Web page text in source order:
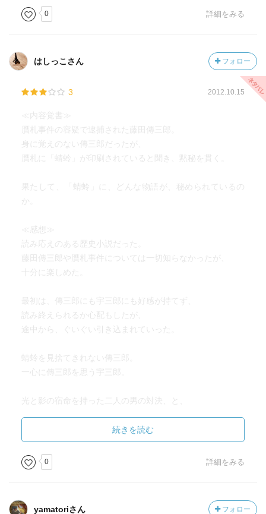
0 詳細をみる
はしっこさん フォロー
3 2012.10.15
≪内容覚書≫
贋札事件の容疑で逮捕された藤田傳三郎。
身に覚えのない傳三郎だったが、
贋札に「蜻蛉」が印刷されていると聞き、黙秘を貫く。
果たして、「蜻蛉」に、どんな物語が、秘められているの
か。
≪感想≫
読み応えのある歴史小説だった。
藤田傳三郎や贋札事件については一切知らなかったが、
十分に楽しめた。
最初は、傳三郎にも宇三郎にも好感が持てず、
読み終えられるか心配もしたが、
途中から、ぐいぐい引き込まれていった。
蜻蛉を見捨てきれない傳三郎。
一心に傳三郎を思う宇三郎。
光と影の宿命を持った二人の男の対決、と、
なぜか、恋愛小説よりも切なく苦しい思いに駆られた。
この結末に不満はないし、
こう終わるしかなかったのだろうと納得もしているが、
それでも二人が笑って終わるハッピーエンドを見たかっ
続きを読む
0 詳細をみる
yamatoriさん フォロー